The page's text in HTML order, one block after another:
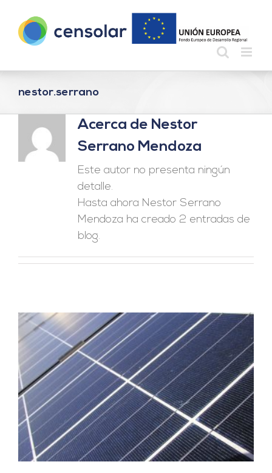
contenido
nestor.serrano
Acerca de Nestor
Serrano Mendoza
Este autor no presenta ningún
detalle.
Hasta ahora Nestor Serrano
Mendoza ha creado 2 entradas de
blog.